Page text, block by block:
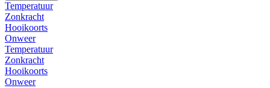
Temperatuur
Zonkracht
Hooikoorts
Onweer
Temperatuur
Zonkracht
Hooikoorts
Onweer